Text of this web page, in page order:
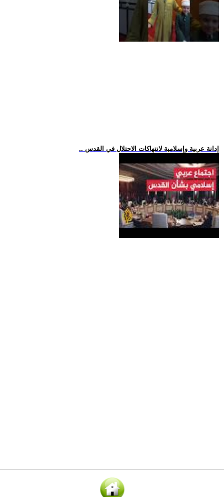
.. إدانة عربية وإسلامية لانتهاكات الاحتلال في القدس